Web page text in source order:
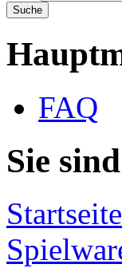
FAQ
Sie
Startseite